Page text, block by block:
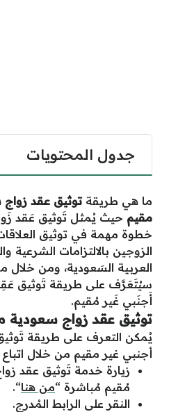
جدول المحتويات
ما هي طريقةتوثيق عقد
مقيم حيث يُمثل تَوثيق عَقد
خطوة مهمة في توثيق العلاقات
الزوجين بالالتزامات الشرعية
العربية السَعودية، ومن خلال
سيُتَعَرَّف على طريقة تَوثيق
أَجنَبي غَير مُقيم.
توثيق عقد زواج سعودية
يُمكن التعرف على طريقة
أجنبي غير مقيم من خلال اتباع
زيارة خدمة تَوثيق عقد
مُقيم مُباشرة “من هنا“.
النقر على الرابط المُدرج.